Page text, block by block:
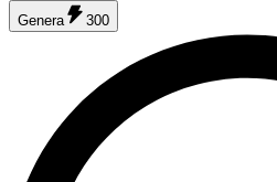
Genera 300